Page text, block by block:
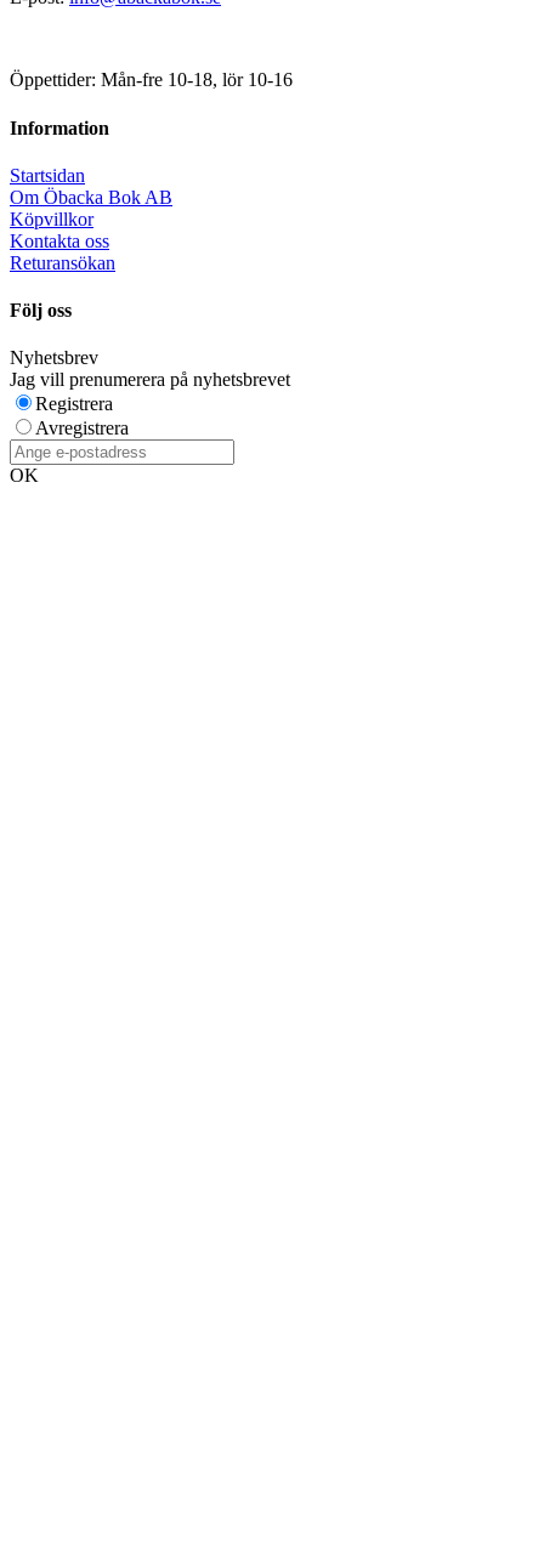
Öppettider: Mån-fre 10-18, lör 10-16
Information
Startsidan
Om Öbacka Bok AB
Köpvillkor
Kontakta oss
Returansökan
Följ oss
Nyhetsbrev
Jag vill prenumerera på nyhetsbrevet
Registrera
Avregistrera
OK